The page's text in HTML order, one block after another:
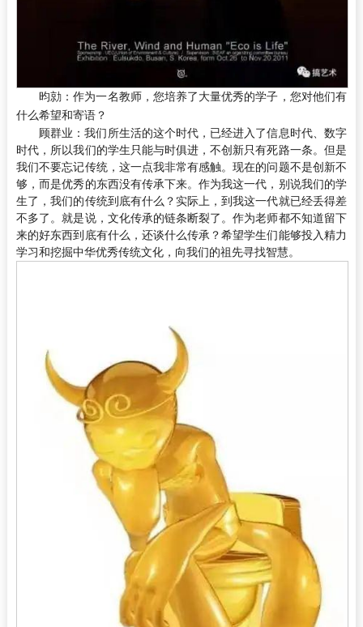
昀勍：作为一名教师，您培养了大量优秀的学子，您对他们有
什么希望和寄语？
顾群业：我们所生活的这个时代，已经进入了信息时代、数字
时代，所以我们的学生只能与时俱进，不创新只有死路一条。但是
我们不要忘记传统，这一点我非常有感触。现在的问题不是创新不
够，而是优秀的东西没有传承下来。作为我这一代，别说我们的学
生了，我们的传统到底有什么？实际上，到我这一代就已经丢得差
不多了。就是说，文化传承的链条断裂了。作为老师都不知道留下
来的好东西到底有什么，还谈什么传承？希望学生们能够投入精力
学习和挖掘中华优秀传统文化，向我们的祖先寻找智慧。